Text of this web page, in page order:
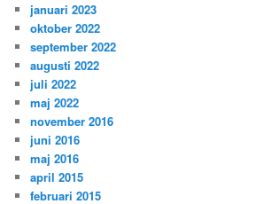
januari 2023
oktober 2022
september 2022
augusti 2022
juli 2022
maj 2022
november 2016
juni 2016
maj 2016
april 2015
februari 2015